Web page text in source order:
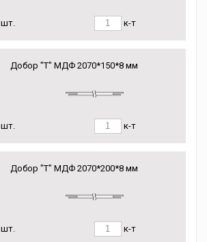
шт. к-т
Добор "Т" МДФ 2070*150*8 мм
шт. к-т
Добор "Т" МДФ 2070*200*8 мм
шт. к-т